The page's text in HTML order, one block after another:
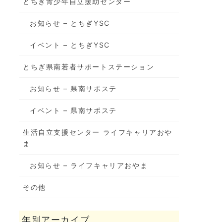
お知らせ – とちぎYSC
イベント – とちぎYSC
とちぎ県南若者サポートステーション
お知らせ – 県南サポステ
イベント – 県南サポステ
生活自立支援センター ライフキャリアおや
ま
お知らせ – ライフキャリアおやま
その他
年別アーカイブ